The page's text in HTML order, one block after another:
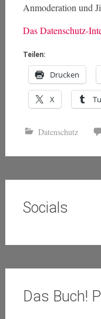
Anmoderation und
Das Datenschutz-
Teilen:
Drucken
X
Datenschutz
Socials
Das Buch!